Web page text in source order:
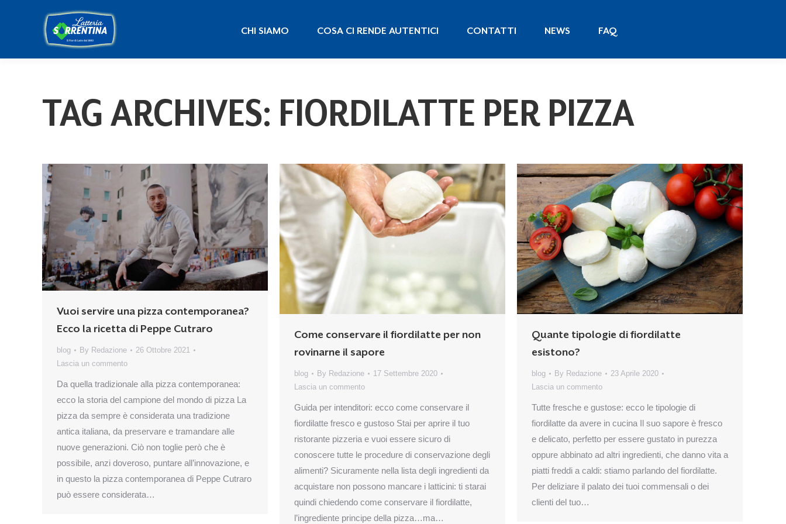
CHI SIAMO COSA CI RENDE AUTENTICI CONTATTI NEWS FAQ
TAG ARCHIVES: FIORDILATTE PER PIZZA
Vuoi servire una pizza contemporanea?
Ecco la ricetta di Peppe Cutraro
blog By Redazione
26 Ottobre 2021
Lascia un commento
Da quella tradizionale alla pizza contemporanea:
ecco la storia del campione del mondo di pizza La
pizza da sempre è considerata una tradizione
antica italiana, da preservare e tramandare alle
nuove generazioni. Ciò non toglie però che è
possibile, anzi doveroso, puntare all’innovazione, e
in questo la pizza contemporanea di Peppe Cutraro
può essere considerata…
Come conservare il fiordilatte per non
rovinarne il sapore
blog By Redazione
17 Settembre 2020
Lascia un commento
Guida per intenditori: ecco come conservare il
fiordilatte fresco e gustoso Stai per aprire il tuo
ristorante pizzeria e vuoi essere sicuro di
conoscere tutte le procedure di conservazione degli
alimenti? Sicuramente nella lista degli ingredienti da
acquistare non possono mancare i latticini: ti starai
quindi chiedendo come conservare il fiordilatte,
l’ingrediente principe della pizza…ma…
Quante tipologie di fiordilatte
esistono?
blog By Redazione
23 Aprile 2020
Lascia un commento
Tutte fresche e gustose: ecco le tipologie di
fiordilatte da avere in cucina Il suo sapore è fresco
e delicato, perfetto per essere gustato in purezza
oppure abbinato ad altri ingredienti, che danno vita a
piatti freddi a caldi: stiamo parlando del fiordilatte.
Per deliziare il palato dei tuoi commensali o dei
clienti del tuo…